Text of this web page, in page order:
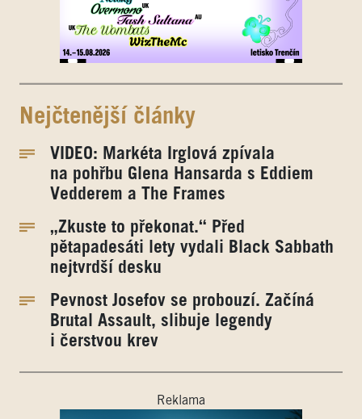
Nejčtenější články
VIDEO: Markéta Irglová zpívala
na pohřbu Glena Hansarda s Eddiem
Vedderem a The Frames
„Zkuste to překonat.“ Před
pětapadesáti lety vydali Black Sabbath
nejtvrdší desku
Pevnost Josefov se probouzí. Začíná
Brutal Assault, slibuje legendy
i čerstvou krev
Reklama